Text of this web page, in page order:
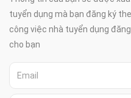
tuyển dụng mà bạn đăng ký
công việc nhà tuyển dụng
cho bạn